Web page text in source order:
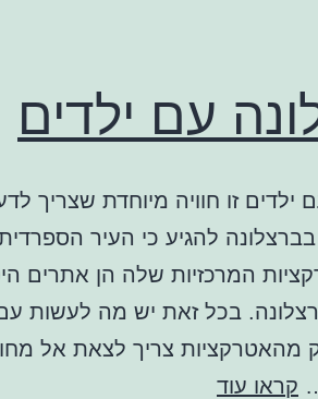
עם ילדים
ילדים זו חוויה מיוחדת שצריך
להגיע כי העיר
המרכזיות שלה הן אתרים
בכל זאת יש מה לעשות
מהאטרקציות צריך לצאת אל
קראו עודברצלונה